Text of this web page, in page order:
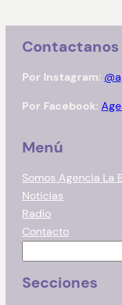
Contactanos
Por Instagram:
Por Facebook:
Menú
Somos Agencia La
Noticias
Radio
Contacto
s
Secciones